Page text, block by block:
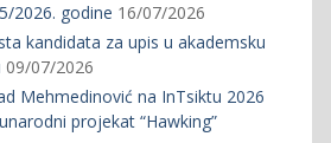
2026. godine 16/07/2026
kandidata za upis u akademsku
09/07/2026
Mehmedinović na InTsiktu 2026
projekat “Hawking”